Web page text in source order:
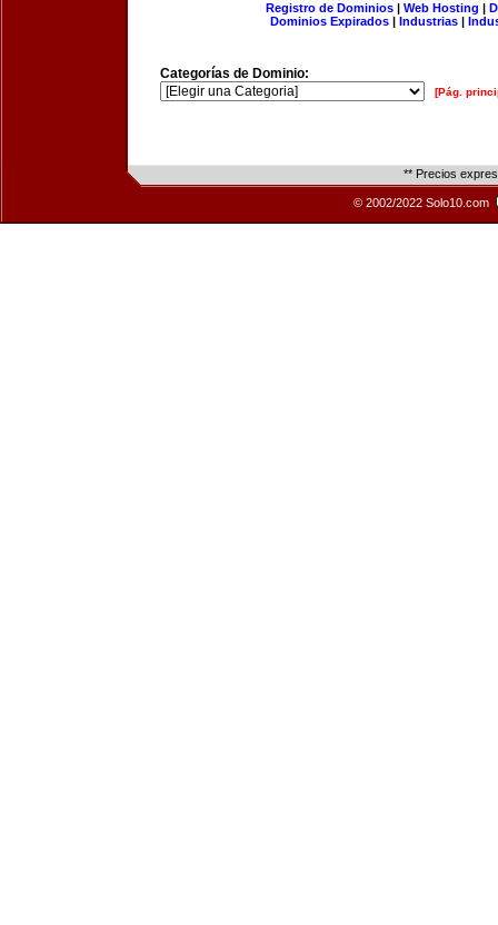
Registro de Dominios| Web Hosting |
Dominios Expirados | Industrias |
Categorías de Dominio:
[Pág.
** Precios
© 2002/2022 Solo10.com